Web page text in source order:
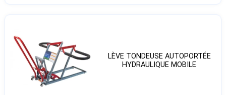
LÈVE TONDEUSE AUTOPORTÉE
HYDRAULIQUE MOBILE